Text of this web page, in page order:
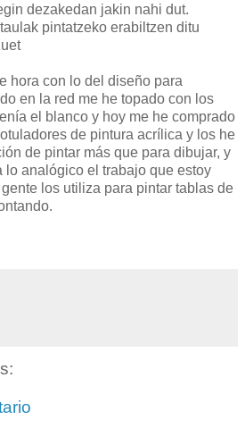
dezakedan jakin nahi dut.
pintatzeko erabiltzen ditu
hora con lo del diseño para
en la red me he topado con los
el blanco y hoy me he comprado
de pintura acrílica y los he
de pintar más que para dibujar, y
lo analógico el trabajo que estoy
los utiliza para pintar tablas de